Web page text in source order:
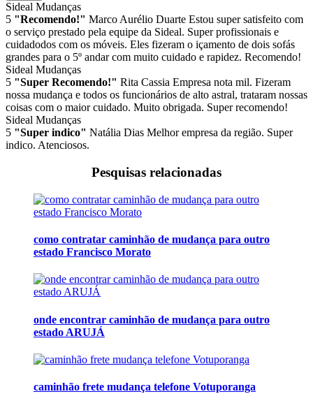
Sideal Mudanças
5 "Recomendo!" Marco Aurélio Duarte Estou super satisfeito com
o serviço prestado pela equipe da Sideal. Super profissionais e
cuidadodos com os móveis. Eles fizeram o içamento de dois sofás
grandes para o 5º andar com muito cuidado e rapidez. Recomendo!
Sideal Mudanças
5 "Super Recomendo!" Rita Cassia Empresa nota mil. Fizeram
nossa mudança e todos os funcionários de alto astral, trataram nossas
coisas com o maior cuidado. Muito obrigada. Super recomendo!
Sideal Mudanças
5 "Super indico" Natália Dias Melhor empresa da região. Super
indico. Atenciosos.
Pesquisas relacionadas
como contratar caminhão de mudança para outro
estado Francisco Morato
onde encontrar caminhão de mudança para outro
estado ARUJÁ
caminhão frete mudança telefone Votuporanga